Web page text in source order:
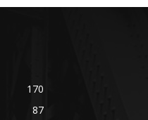
170
87